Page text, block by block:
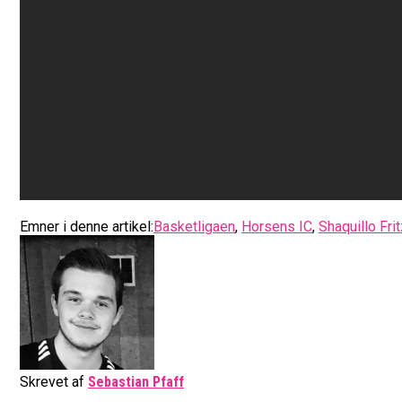
Emner i denne artikel:Basketligaen, Horsens IC, Shaquillo
Skrevet af Sebastian Pfaff